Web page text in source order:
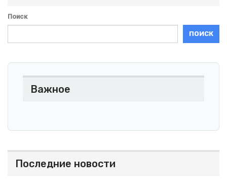
Поиск
ПОИСК
Важное
Последние новости